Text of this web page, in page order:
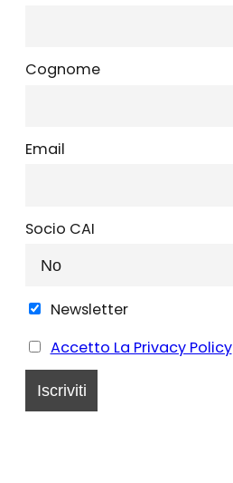
Cognome
Email
Socio CAI
Newsletter
Accetto La Privacy Policy